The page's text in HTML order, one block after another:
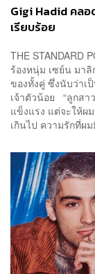
Gigi Hadid คล
เรียบร้อย
THE STANDARD
ร้องหนุ่ม เซย์น มา
ของทั้งคู่ ซึ่งนับว่าเ
เจ้าตัวน้อย “ลูกสา
แข็งแรง แต่จะให้ผ
เกินไป ความรักที่ผ